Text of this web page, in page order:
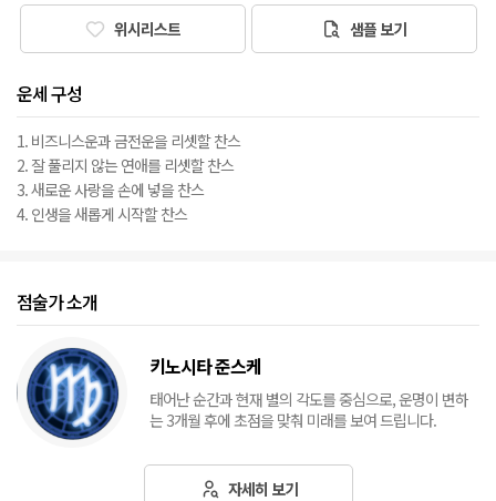
위시리스트 샘플 보기
운세 구성
1. 비즈니스운과 금전운을 리셋할 찬스
2. 잘 풀리지 않는 연애를 리셋할 찬스
3. 새로운 사랑을 손에 넣을 찬스
4. 인생을 새롭게 시작할 찬스
점술가 소개
키노시타 준스케
태어난 순간과 현재 별의 각도를 중심으로, 운명이 변하
는 3개월 후에 초점을 맞춰 미래를 보여 드립니다.
자세히 보기